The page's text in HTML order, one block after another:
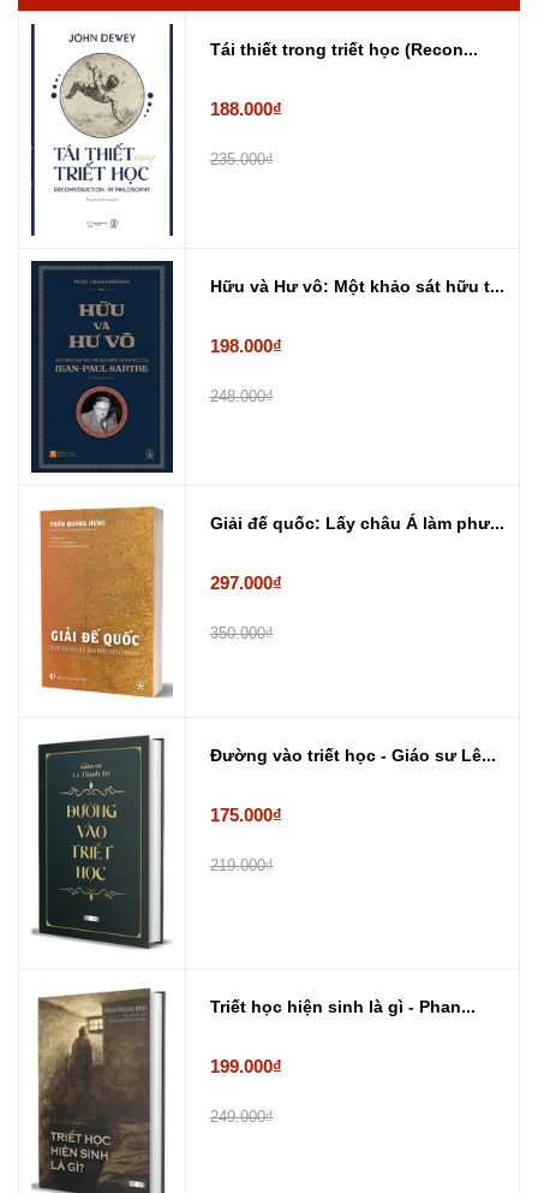
Tái thiết trong triết học (Recon...
188.000₫
235.000₫
Hữu và Hư vô: Một khảo sát hữu t...
198.000₫
248.000₫
Giải đế quốc: Lấy châu Á làm phư...
297.000₫
350.000₫
Đường vào triết học - Giáo sư Lê...
175.000₫
219.000₫
Triết học hiện sinh là gì - Phan...
199.000₫
249.000₫